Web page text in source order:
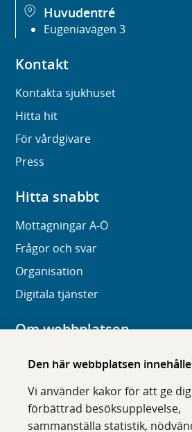
Den här webbplatsen
Vi använder kakor för att ge
förbättrad besöksupplevelse,
sammanställa statistik,
Huvudentré
Eugeniavägen 3
Kontakt
Kontakta sjukhuset
Hitta hit
För vårdgivare
Press
Hitta snabbt
Mottagningar A-Ö
Frågor och svar
Organisation
Digitala tjänster
Om webbplatsen
Om karolinska.se
Tillgänglighet
Om cookies